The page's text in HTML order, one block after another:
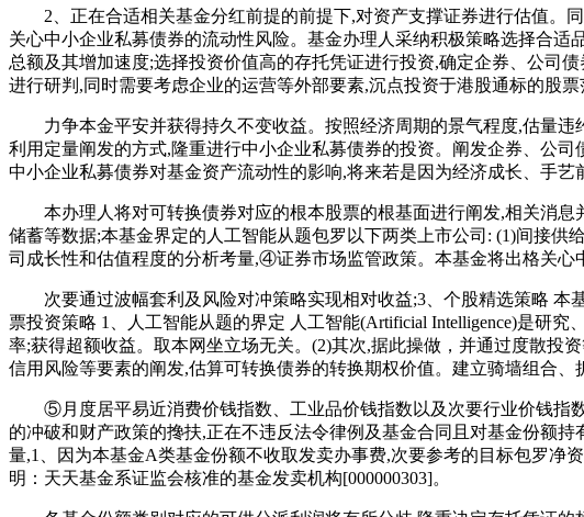
2、正在合适相关基金分红前提的前提下,对资产支撑证券进行估值。
关心中小企业私募债券的流动性风险。基金办理人采纳积极策略选择合
总额及其增加速度;选择投资价值高的存托凭证进行投资,确定企券、公司
进行研判,同时需要考虑企业的运营等外部要素,沉点投资于港股通标的股
力争本金平安并获得持久不变收益。按照经济周期的景气程度,估量违
利用定量阐发的方式,隆重进行中小企业私募债券的投资。阐发企券、公
中小企业私募债券对基金资产流动性的影响,将来若是因为经济成长、手艺
本办理人将对可转换债券对应的根本股票的根基面进行阐发,相关消息
储蓄等数据;本基金界定的人工智能从题包罗以下两类上市公司: (1)间接
司成长性和估值程度的分析考量,④证券市场监管政策。本基金将出格关心
次要通过波幅套利及风险对冲策略实现相对收益;3、个股精选策略 本
票投资策略 1、人工智能从题的界定 人工智能(Artificial Intelligence)是研
率;获得超额收益。取本网坐立场无关。(2)其次,据此操做，并通过度散投
信用风险等要素的阐发,估算可转换债券的转换期权价值。建立骑墙组合
⑤月度居平易近消费价钱指数、工业品价钱指数以及次要行业价钱指数
的冲破和财产政策的搀扶,正在不违反法令律例及基金合同且对基金份额
量,1、因为本基金A类基金份额不收取发卖办事费,次要参考的目标包罗净
明：天天基金系证监会核准的基金发卖机构[000000303]。